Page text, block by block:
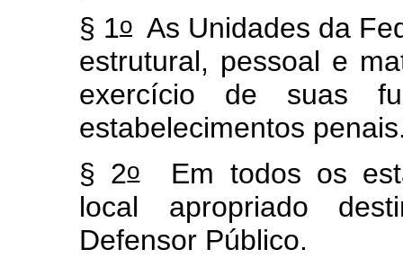
§ 1o As Unidades da
estrutural, pessoal e
exercício de suas
estabelecimentos
§ 2oEm todos os
local apropriado
Defensor Público.